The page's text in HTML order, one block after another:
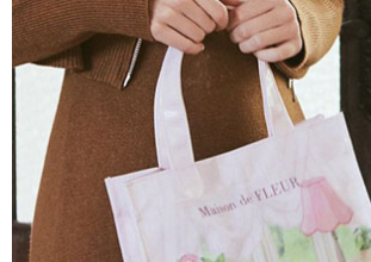
1.分期款項不併入電信帳單，「大哥付你分期」於每月
醒簡訊。
2.透過簡訊連結打開帳單後，可選擇「超商條碼／台
帳／街口支付／iPASS MONEY」等通路繳費。
【注意事項】
1.本服務係由「台灣大哥大股份有限公司」（以下簡
用戶於交易時，得透過本服務購買商品或服務，並由
買賣價金債權讓與本公司後，依約使用本公司帳單繳交
2.基於同意付款使用「大哥付你分期」之契約關係目的
資料（包含姓名、電話或地址）提供予台灣大哥大進
由本公司與您本人進行分期帳單所需資料之確認、核對
【「AFTEE先享後付」結帳流程】
１．於結帳方式選擇「AFTEE先享後付」後，將跳轉
結帳頁面，進行簡訊認證並確認金額後，即可完成結帳
２．訂單成立數日內，您將收到繳費通知簡訊。
３．收到繳費通知簡訊後14天內，點擊此簡訊中的連
ATM／網路銀行／等多元方式進行付款，方視為交易完
※ 請注意：結帳手續完成當下不需立刻繳費，但若您
購買商品的店家。未經商家同意取消之訂單仍視為有
後付繳納相關費用。
※ 交易是否成功請以「AFTEE先享後付 」之結帳頁面
是否繳費成功／繳費後需取消欲退款等相關疑問，請聯
客戶支援中心」
https://netprotections.freshdesk.com/
每筆NT$60，滿NT$388(含以上)免運費
全家純取貨
每筆NT$60，滿NT$388(含以上)免運費
萊爾富取貨付款
每筆NT$60，滿NT$888(含以上)免運費
萊爾富純取貨
每筆NT$60，滿NT$888(含以上)免運費